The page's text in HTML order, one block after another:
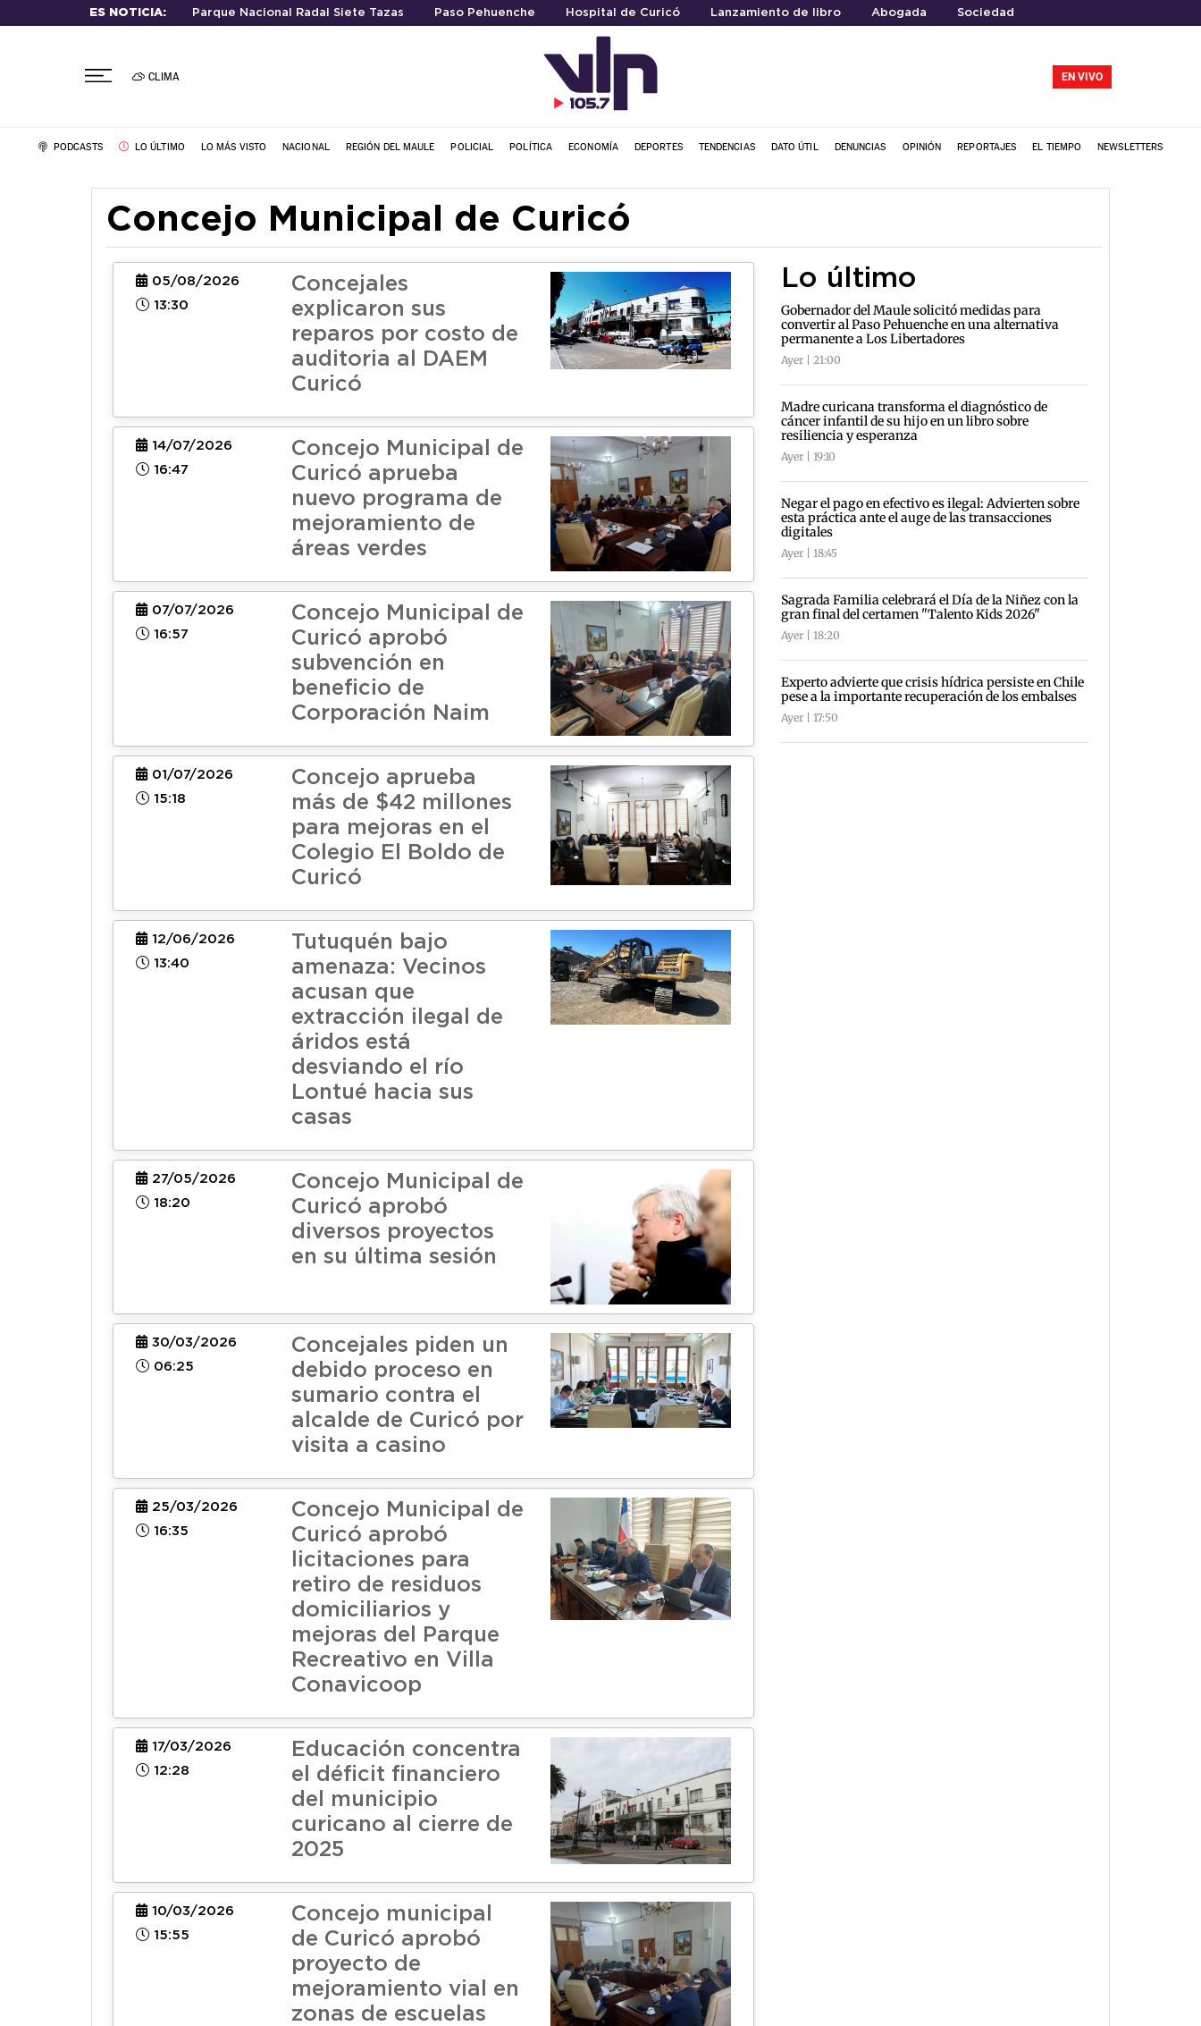
ES NOTICIA: Parque Nacional Radal Siete Tazas Paso Pehuenche Hospital de Curicó Lanzamiento de libro Abogada Sociedad
CLIMA EN VIVO
PODCASTS LO ÚLTIMO LO MÁS VISTO NACIONAL REGIÓN DEL MAULE POLICIAL POLÍTICA ECONOMÍA DEPORTES TENDENCIAS DATO ÚTIL DENUNCIAS OPINIÓN REPORTAJES EL TIEMPO NEWSLETTERS
Concejo Municipal de Curicó
05/08/2026
13:30
Concejales
explicaron sus
reparos por costo de
auditoria al DAEM
Curicó
14/07/2026
16:47
Concejo Municipal de
Curicó aprueba
nuevo programa de
mejoramiento de
áreas verdes
07/07/2026
16:57
Concejo Municipal de
Curicó aprobó
subvención en
beneficio de
Corporación Naim
01/07/2026
15:18
Concejo aprueba
más de $42 millones
para mejoras en el
Colegio El Boldo de
Curicó
12/06/2026
13:40
Tutuquén bajo
amenaza: Vecinos
acusan que
extracción ilegal de
áridos está
desviando el río
Lontué hacia sus
casas
27/05/2026
18:20
Concejo Municipal de
Curicó aprobó
diversos proyectos
en su última sesión
30/03/2026
06:25
Concejales piden un
debido proceso en
sumario contra el
alcalde de Curicó por
visita a casino
25/03/2026
16:35
Concejo Municipal de
Curicó aprobó
licitaciones para
retiro de residuos
domiciliarios y
mejoras del Parque
Recreativo en Villa
Conavicoop
17/03/2026
12:28
Educación concentra
el déficit financiero
del municipio
curicano al cierre de
2025
10/03/2026
15:55
Concejo municipal
de Curicó aprobó
proyecto de
mejoramiento vial en
zonas de escuelas
Lo último
Gobernador del Maule solicitó medidas para
convertir al Paso Pehuenche en una alternativa
permanente a Los Libertadores
Ayer | 21:00
Madre curicana transforma el diagnóstico de
cáncer infantil de su hijo en un libro sobre
resiliencia y esperanza
Ayer | 19:10
Negar el pago en efectivo es ilegal: Advierten sobre
esta práctica ante el auge de las transacciones
digitales
Ayer | 18:45
Sagrada Familia celebrará el Día de la Niñez con la
gran final del certamen "Talento Kids 2026"
Ayer | 18:20
Experto advierte que crisis hídrica persiste en Chile
pese a la importante recuperación de los embalses
Ayer | 17:50